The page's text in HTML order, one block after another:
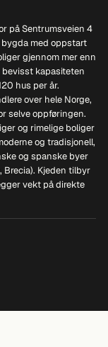
på Sentrumsveien 4
bygda med oppstart
gjennom mer enn
kapasiteten
hus per år.
over hele Norge,
selve oppføringen.
og rimelige boliger
og tradisjonell,
og spanske byer
Brecia). Kjeden tilbyr
vekt på direkte